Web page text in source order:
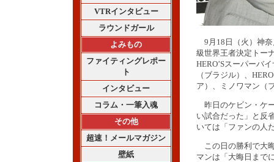
VTRインタビュー
ラウンドガール
よみもの
ファイティングレポー
ト
インタビュー
コラム・一筆入魂
その他
超速！メールマガジン
壁紙
9月18日（火）神奈
級世界王者決定トー
HERO’Sスーパーバ
（ブラジル）、
ア）、ミノワマン（
昨日のケビン・ケ
い試合だった」と反
いては「ファンの人
この日の勝利で大
マンは「大晦日まで